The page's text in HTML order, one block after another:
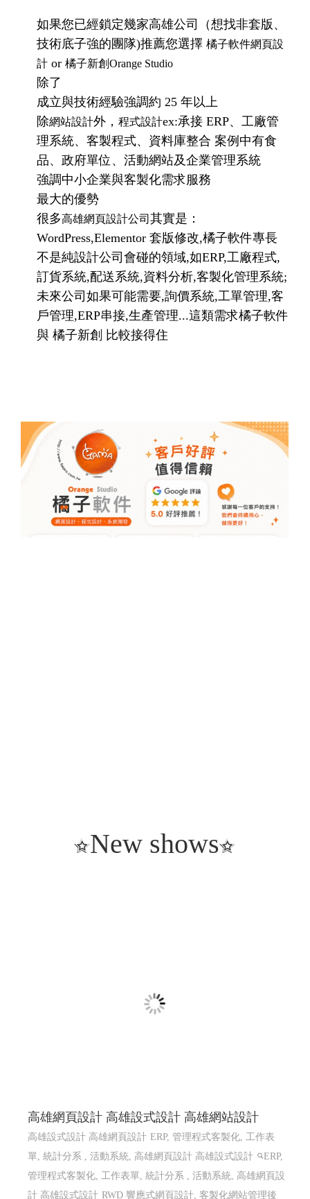
如果您已經鎖定幾家高雄公司（想找非套版、
技術底子強的團隊)推薦您選擇橘子軟件網頁設
計 or橘子新創Orange Studio
除了
成立與技術經驗強調約 25 年以上
除網站設計外，程式設計ex:承接 ERP、工廠管
理系統、客製程式、資料庫整合 案例中有食
品、政府單位、活動網站及企業管理系統
強調中小企業與客製化需求服務
最大的優勢
很多高雄網頁設計公司其實是：
WordPress,Elementor 套版修改,橘子軟件專長
不是純設計公司會碰的領域,如ERP,工廠程式,
訂貨系統,配送系統,資料分析,客製化管理系統;
未來公司如果可能需要,詢價系統,工單管理,客
戶管理,ERP串接,生產管理...這類需求橘子軟件
與 橘子新創 比較接得住
New shows
高雄網頁設計 高雄設式設計 高雄網站設計
高雄設式設計 高雄網頁設計 ERP, 管理程式客製化, 工作表
單, 統計分系 , 活動系統, 高雄網頁設計 高雄設式設計
ERP,
管理程式客製化, 工作表單, 統計分系 , 活動系統, 高雄網頁設
計 高雄設式設計 RWD 響應式網頁設計, 客製化網站管理後